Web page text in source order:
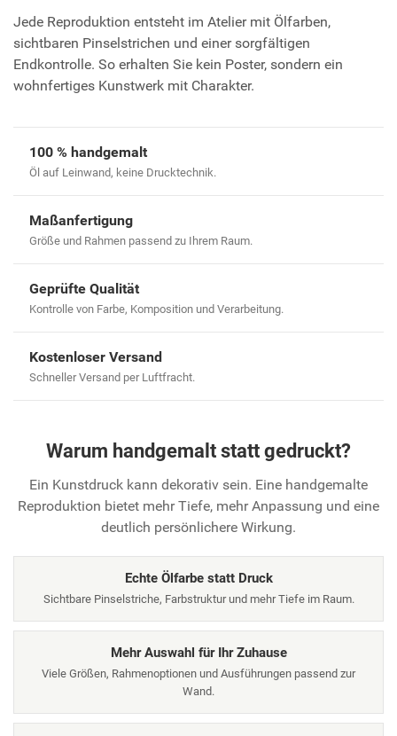
Jede Reproduktion entsteht im Atelier mit Ölfarben,
sichtbaren Pinselstrichen und einer sorgfältigen
Endkontrolle. So erhalten Sie kein Poster, sondern ein
wohnfertiges Kunstwerk mit Charakter.
100 % handgemalt
Öl auf Leinwand, keine Drucktechnik.
Maßanfertigung
Größe und Rahmen passend zu Ihrem Raum.
Geprüfte Qualität
Kontrolle von Farbe, Komposition und Verarbeitung.
Kostenloser Versand
Schneller Versand per Luftfracht.
Warum handgemalt statt gedruckt?
Ein Kunstdruck kann dekorativ sein. Eine handgemalte
Reproduktion bietet mehr Tiefe, mehr Anpassung und eine
deutlich persönlichere Wirkung.
Echte Ölfarbe statt Druck
Sichtbare Pinselstriche, Farbstruktur und mehr Tiefe im Raum.
Mehr Auswahl für Ihr Zuhause
Viele Größen, Rahmenoptionen und Ausführungen passend zur
Wand.